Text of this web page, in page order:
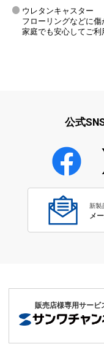
ウレタンキャスター
フローリングなどに
家庭でも安心してご利
公式
新製
メ
販売店様専用サービ